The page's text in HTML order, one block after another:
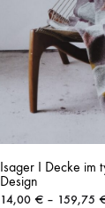
Isager I Decke im
Design
14,00 €– 159,75